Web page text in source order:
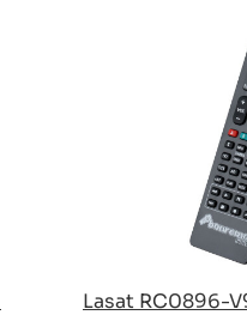
Lasat RC0896-